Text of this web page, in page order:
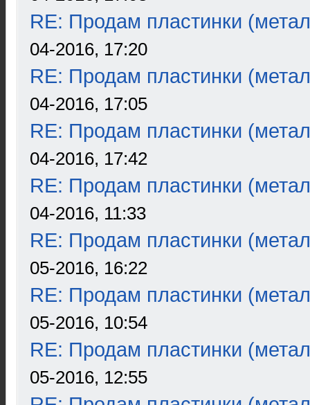
RE: Продам пластинки
04-2016, 17:20
RE: Продам пластинки
04-2016, 17:05
RE: Продам пластинки
04-2016, 17:42
RE: Продам пластинки
04-2016, 11:33
RE: Продам пластинки
05-2016, 16:22
RE: Продам пластинки
05-2016, 10:54
RE: Продам пластинки
05-2016, 12:55